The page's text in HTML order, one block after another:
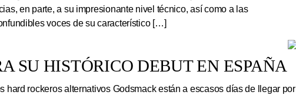
en parte, a su impresionante nivel técnico, así como a las
voces de su característico […]
SU HISTÓRICO DEBUT EN ESPAÑA
hard rockeros alternativos Godsmack están a escasos días de llegar por